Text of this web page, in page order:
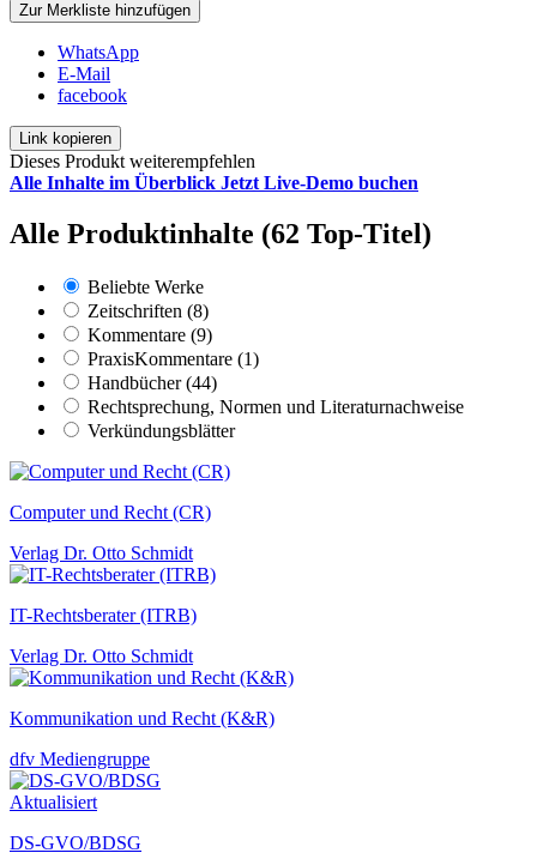
Zur Merkliste hinzufügen
WhatsApp
E-Mail
facebook
Link kopieren
Dieses Produkt weiterempfehlen
Alle Inhalte im Überblick Jetzt Live-Demo buchen
Alle Produktinhalte (62 Top-Titel)
Beliebte Werke
Zeitschriften (8)
Kommentare (9)
PraxisKommentare (1)
Handbücher (44)
Rechtsprechung, Normen und Literaturnachweise
Verkündungsblätter
Computer und Recht (CR)
Verlag Dr. Otto Schmidt
IT-Rechtsberater (ITRB)
Verlag Dr. Otto Schmidt
Kommunikation und Recht (K&R)
dfv Mediengruppe
Aktualisiert
DS-GVO/BDSG